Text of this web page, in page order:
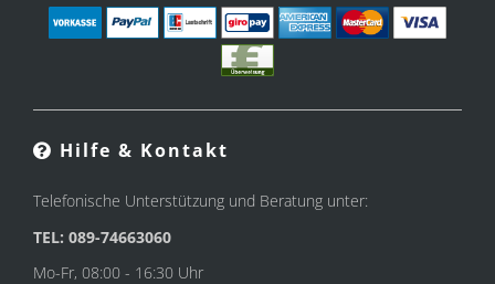
Hilfe & Kontakt
Telefonische Unterstützung und Beratung unter:
TEL: 089-74663060
Mo-Fr, 08:00 - 16:30 Uhr